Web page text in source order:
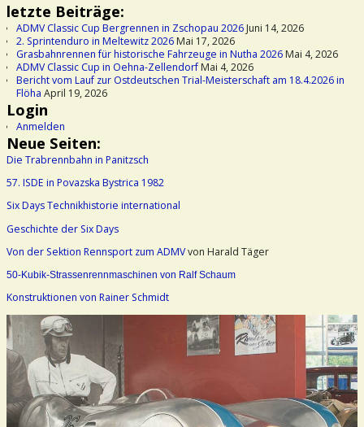
letzte Beiträge:
ADMV Classic Cup Bergrennen in Zschopau 2026Juni 14, 2026
2. Sprintenduro in Meltewitz 2026Mai 17, 2026
Grasbahnrennen für historische Fahrzeuge in Nutha 2026Mai 4, 2026
ADMV Classic Cup in Oehna-ZellendorfMai 4, 2026
Bericht vom Lauf zur Ostdeutschen Trial-Meisterschaft am 18.4.2026 in
Flöha April 19, 2026
Login
Anmelden
Neue Seiten:
Die Trabrennbahn in Panitzsch
57. ISDE in Povazska Bystrica 1982
Six Days Technikhistorie international
Geschichte der Six Days
Von der Sektion Rennsport zum ADMVvon Harald Täger
50-Kubik-Strassenrennmaschinen von Ralf Schaum
Konstruktionen von Rainer Schmidt